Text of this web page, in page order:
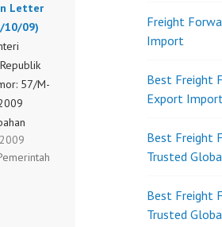
Letter
10/09)
57/M-
Freight
Import
Best Freight
Export
Best Freight
Trusted
Best Freight
Trusted